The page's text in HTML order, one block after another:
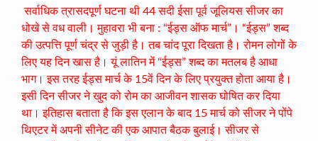
सर्वाधिक त्रासदपूर्ण घटना थी 44 सदी ईसा पूर्व जूलियस सीजर का
धोखे से वध वाली। मुहावरा भी बना : “ईड्स ऑफ मार्च”। “ईड्स” शब्द
की उत्पत्ति पूर्ण चंद्र से जुड़ी है। तब चांद पूरा दिखता है। रोमन लोगों के
लिए यह दिन खास है। यूं लातिन में “ईड्स” शब्द का मतलब है आधा
भाग। इस तरह ईड्स मार्च के 15वें दिन के लिए प्रयुक्त होता आया है।
इसी दिन सीजर ने खुद को रोम का आजीवन शासक घोषित कर दिया
था। इतिहास बताता है कि इस एलान के बाद 15 मार्च को सीजर ने पोंपे
थिएटर में अपनी सीनेट की एक आपात बैठक बुलाई। सीजर से